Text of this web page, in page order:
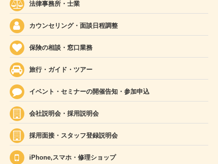
法律事務所・士業
カウンセリング・面談日程調整
保険の相談・窓口業務
旅行・ガイド・ツアー
イベント・セミナーの開催告知・参加申込
会社説明会・採用説明会
採用面接・スタッフ登録説明会
iPhone,スマホ・修理ショップ